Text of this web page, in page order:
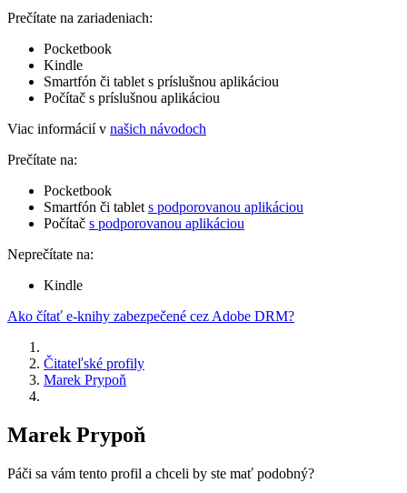
Prečítate na zariadeniach:
Pocketbook
Kindle
Smartfón či tablet s príslušnou aplikáciou
Počítač s príslušnou aplikáciou
Viac informácií v našich návodoch
Prečítate na:
Pocketbook
Smartfón či tablet s podporovanou aplikáciou
Počítač s podporovanou aplikáciou
Neprečítate na:
Kindle
Ako čítať e-knihy zabezpečené cez Adobe DRM?
Čitateľské profily
Marek Prypoň
Marek Prypoň
Páči sa vám tento profil a chceli by ste mať podobný?